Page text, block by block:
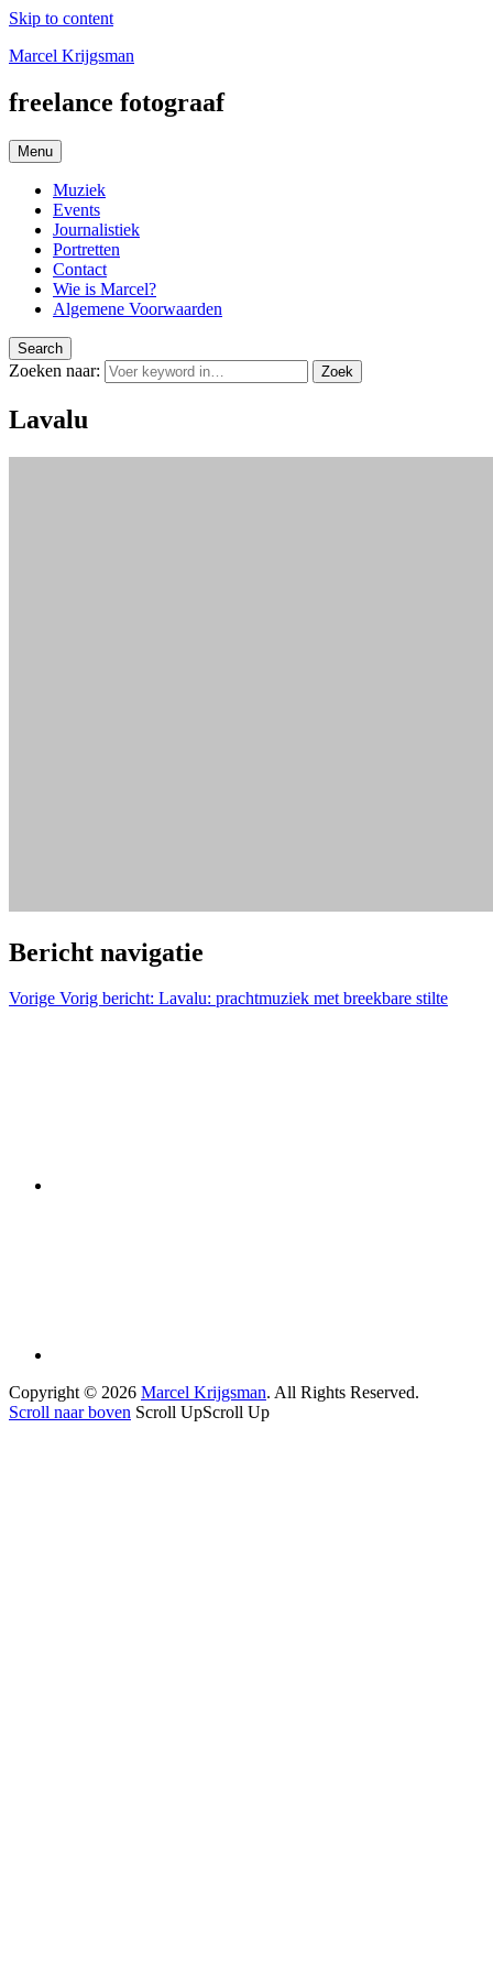
Skip to content
Marcel Krijgsman
freelance fotograaf
Menu
Muziek
Events
Journalistiek
Portretten
Contact
Wie is Marcel?
Algemene Voorwaarden
Search
Zoeken naar: Zoek
Lavalu
Bericht navigatie
Vorige Vorig bericht: Lavalu: prachtmuziek met breekbare stilte
Copyright © 2026 Marcel Krijgsman. All Rights Reserved.
Scroll naar boven Scroll UpScroll Up